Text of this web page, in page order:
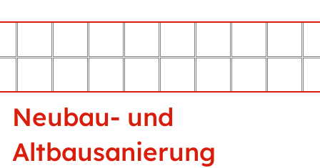
Neubau- und
Altbausanierung